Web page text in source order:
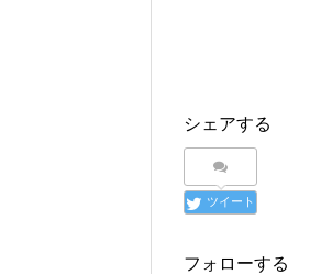
シェアする
ツイート
フォローする